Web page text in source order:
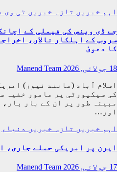
اہم خبریں تازہ خبریں ٹی وی
جے ڈی وینس کی فیملی کے
سروس کے اہلکار نالاں،
کا دعویٰ
18 جولائی, 2026
Manend Team
اسلام آباد (مانند نیوز)
کی سیکیورٹی پر مامور خفیہ
مبینہ طور پر ان کے بار
اور…
اہم خبریں تازہ خبریں دنیاء
ایرن پر امریکی حملے جاری،
17 جولائی, 2026
Manend Team